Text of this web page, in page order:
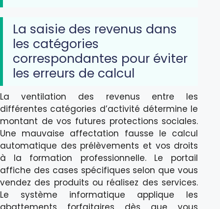
La saisie des revenus dans
les catégories
correspondantes pour éviter
les erreurs de calcul
La ventilation des revenus entre les
différentes catégories d’activité détermine le
montant de vos futures protections sociales.
Une mauvaise affectation fausse le calcul
automatique des prélèvements et vos droits
à la formation professionnelle. Le portail
affiche des cases spécifiques selon que vous
vendez des produits ou réalisez des services.
Le système informatique applique les